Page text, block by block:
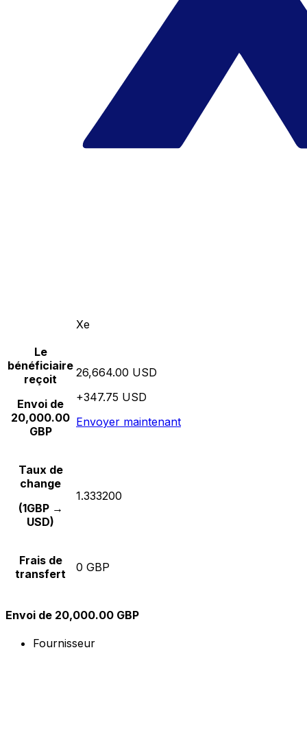
Xe
Le
bénéficiaire
reçoit
Envoi de
20,000.00
GBP
26,664.00 USD
+347.75 USD
Envoyer maintenant
Taux de
change
(1GBP →
USD)
1.333200
Frais de
transfert
0 GBP
Envoi de 20,000.00 GBP
Fournisseur